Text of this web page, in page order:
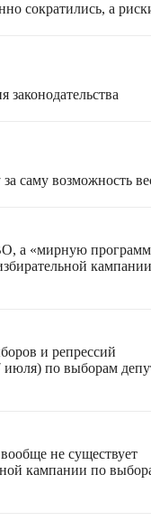
сократились, а
саму возможность
а «мирную
и репрессий
по выборам
не существует
кампании по